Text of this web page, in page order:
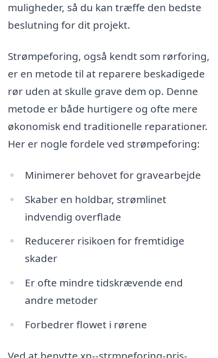
muligheder, så du kan træffe den bedste
beslutning for dit projekt.
Strømpeforing, også kendt som rørforing,
er en metode til at reparere beskadigede
rør uden at skulle grave dem op. Denne
metode er både hurtigere og ofte mere
økonomisk end traditionelle reparationer.
Her er nogle fordele ved strømpeforing:
Minimerer behovet for gravearbejde
Skaber en holdbar, strømlinet
indvendig overflade
Reducerer risikoen for fremtidige
skader
Er ofte mindre tidskrævende end
andre metoder
Forbedrer flowet i rørene